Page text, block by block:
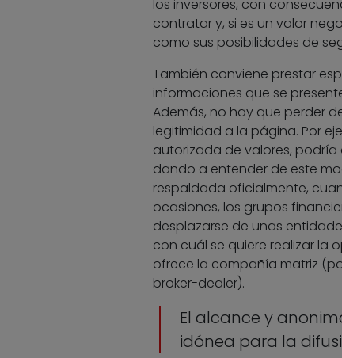
los inversores, con
contratar y, si es un valor
como sus posibilidades de
También conviene prestar
informaciones que se
Además, no hay que perder
legitimidad a la página. Por
autorizada de valores,
dando a entender de este
respaldada oficialmente,
ocasiones, los grupos
desplazarse de unas
con cuál se quiere realizar la
ofrece la compañía matriz
broker-dealer).
El alcance y
idónea para la